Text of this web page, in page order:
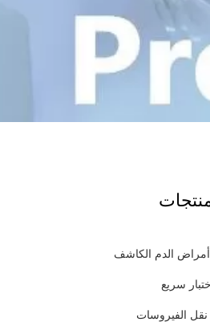
الدم الكاشف
سريع
الفيروسات